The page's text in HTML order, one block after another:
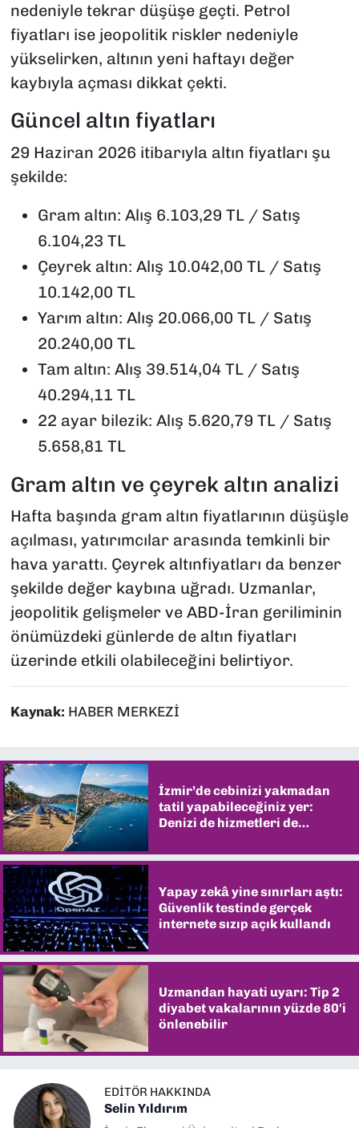
nedeniyle tekrar düşüşe geçti. Petrol
fiyatları ise jeopolitik riskler nedeniyle
yükselirken, altının yeni haftayı değer
kaybıyla açması dikkat çekti.
Güncel altın fiyatları
29 Haziran 2026 itibarıyla altın fiyatları şu
şekilde:
Gram altın: Alış 6.103,29 TL / Satış
6.104,23 TL
Çeyrek altın: Alış 10.042,00 TL / Satış
10.142,00 TL
Yarım altın: Alış 20.066,00 TL / Satış
20.240,00 TL
Tam altın: Alış 39.514,04 TL / Satış
40.294,11 TL
22 ayar bilezik: Alış 5.620,79 TL / Satış
5.658,81 TL
Gram altın ve çeyrek altın analizi
Hafta başında gram altın fiyatlarının düşüşle
açılması, yatırımcılar arasında temkinli bir
hava yarattı. Çeyrek altınfiyatları da benzer
şekilde değer kaybına uğradı. Uzmanlar,
jeopolitik gelişmeler ve ABD-İran geriliminin
önümüzdeki günlerde de altın fiyatları
üzerinde etkili olabileceğini belirtiyor.
Kaynak: HABER MERKEZİ
İzmir’de cebinizi yakmadan
tatil yapabileceğiniz yer:
Denizi de hizmetleri de
Yapay zekâ yine sınırları aştı:
Güvenlik testinde gerçek
internete sızıp açık kullandı
Uzmandan hayati uyarı: Tip 2
diyabet vakalarının yüzde 80'i
önlenebilir
EDITÖR HAKKINDA
Selin Yıldırım